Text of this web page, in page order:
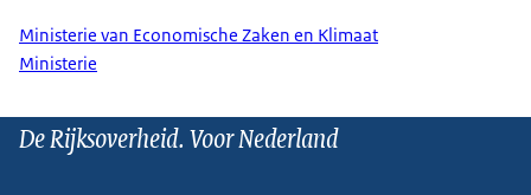
Ministerie van Economische Zaken en Klimaat
Ministerie
De Rijksoverheid. Voor Nederland